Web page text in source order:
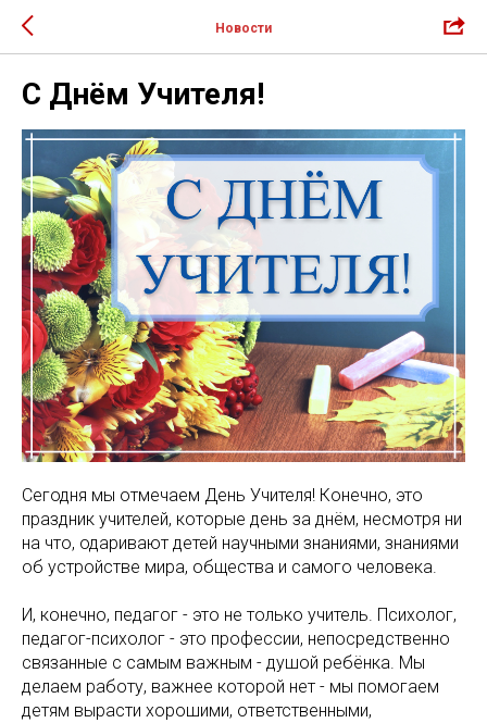
Новости
С Днём Учителя!
Сегодня мы отмечаем День Учителя! Конечно, это
праздник учителей, которые день за днëм, несмотря ни
на что, одаривают детей научными знаниями, знаниями
об устройстве мира, общества и самого человека.
И, конечно, педагог - это не только учитель. Психолог,
педагог-психолог - это профессии, непосредственно
связанные с самым важным - душой ребëнка. Мы
делаем работу, важнее которой нет - мы помогаем
детям вырасти хорошими, ответственными,